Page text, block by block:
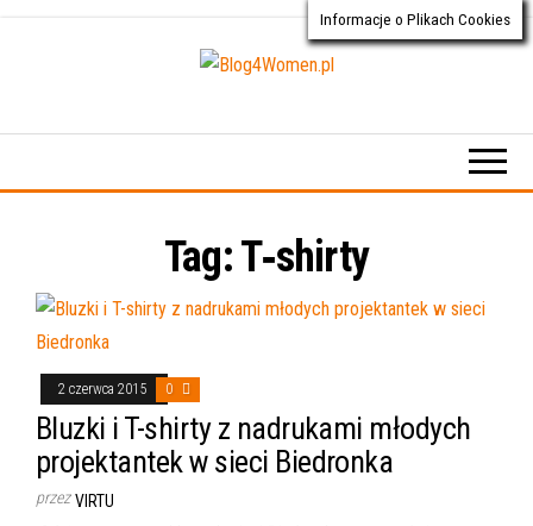
o dla
Tag:T‑shirty
2 czerwca 2015 0
Bluzki i T-shirty z nadrukami młodych
projektantek w sieci Biedronka
przez VIRTU
Informacje o Plikach Cookies